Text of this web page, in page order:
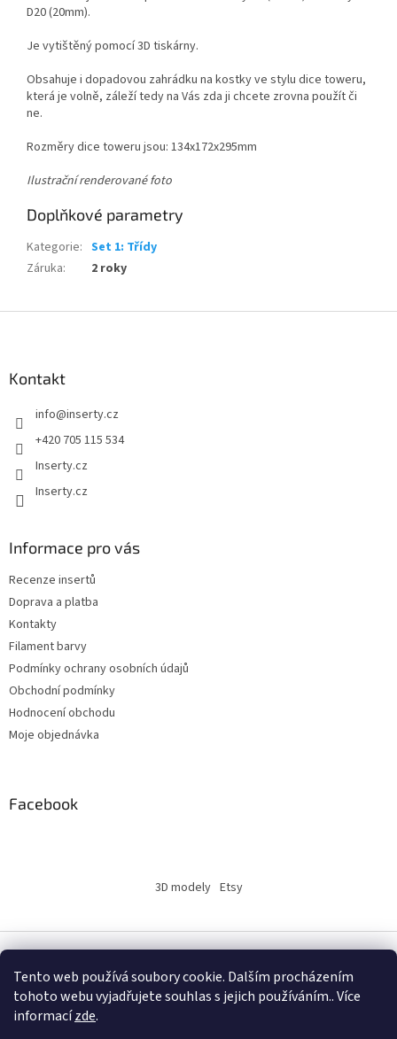
Tento web používá soubory cookie. Dalším procházením
tohoto webu vyjadřujete souhlas s jejich používáním.. Více
informacízde.
D20 (20mm).
Je vytištěný pomocí 3D tiskárny.
Obsahuje i dopadovou zahrádku na kostky ve stylu dice toweru,
která je volně, záleží tedy na Vás zda ji chcete zrovna použít či
ne.
Rozměry dice toweru jsou: 134x172x295mm
Ilustrační renderované foto
Doplňkové parametry
Kategorie: Set 1: Třídy
Záruka: 2 roky
Kontakt
info@inserty.cz
+420 705 115 534
Inserty.cz
Inserty.cz
Informace pro vás
Recenze insertů
Doprava a platba
Kontakty
Filament barvy
Podmínky ochrany osobních údajů
Obchodní podmínky
Hodnocení obchodu
Moje objednávka
Facebook
3D modely Etsy
Vytvořil Shoptet
Copyright 2026